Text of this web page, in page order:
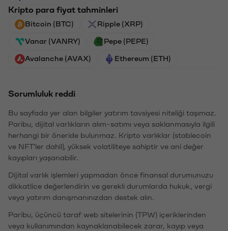
Kripto para fiyat tahminleri
Bitcoin (BTC) Ripple (XRP)
Vanar (VANRY) Pepe (PEPE)
Avalanche (AVAX) Ethereum (ETH)
Sorumluluk reddi
Bu sayfada yer alan bilgiler yatırım tavsiyesi niteliği taşımaz.
Paribu, dijital varlıkların alım-satımı veya saklanmasıyla ilgili
herhangi bir öneride bulunmaz. Kripto varlıklar (stablecoin
ve NFT'ler dahil), yüksek volatiliteye sahiptir ve ani değer
kayıpları yaşanabilir.
Dijital varlık işlemleri yapmadan önce finansal durumunuzu
dikkatlice değerlendirin ve gerekli durumlarda hukuk, vergi
veya yatırım danışmanınızdan destek alın.
Paribu, üçüncü taraf web sitelerinin (TPW) içeriklerinden
veya kullanımından kaynaklanabilecek zarar, kayıp veya